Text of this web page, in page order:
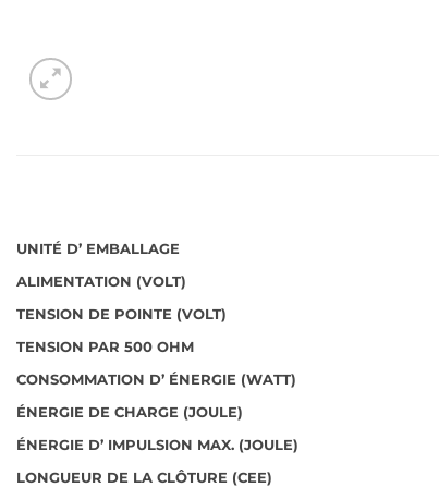
UNITÉ D’ EMBALLAGE
ALIMENTATION (VOLT)
TENSION DE POINTE (VOLT)
TENSION PAR 500 OHM
CONSOMMATION D’ ÉNERGIE (WATT)
ÉNERGIE DE CHARGE (JOULE)
ÉNERGIE D’ IMPULSION MAX. (JOULE)
LONGUEUR DE LA CLÔTURE (CEE)